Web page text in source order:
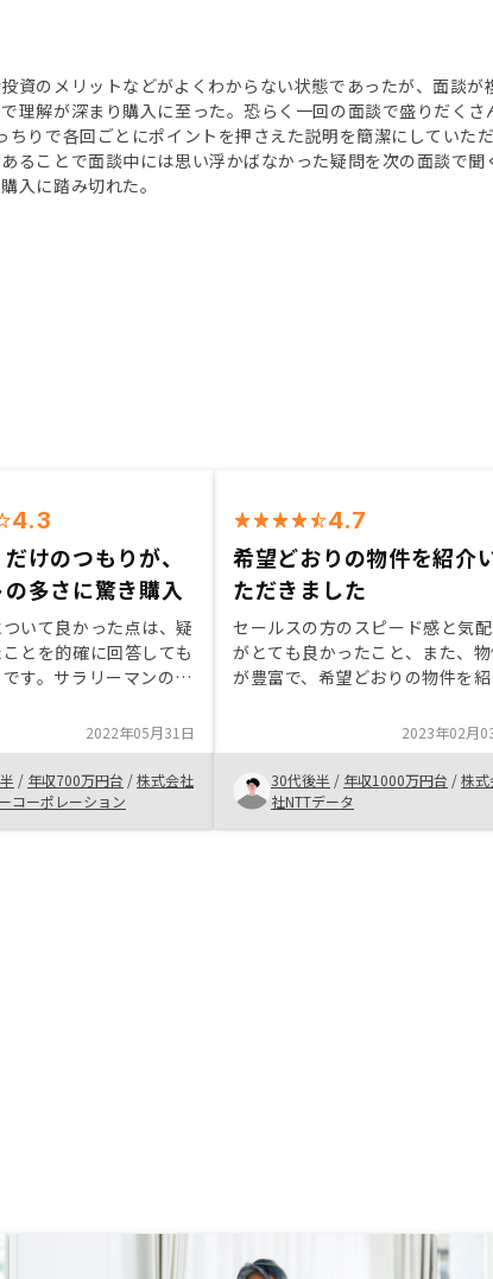
資のメリットなどがよくわからない状態であったが、面談
理解が深まり購入に至った。恐らく一回の面談で盛りだく
ちりで各回ごとにポイントを押さえた説明を簡潔にしていた
ることで面談中には思い浮かばなかった疑問を次の面談で
入に踏み切れた。
4.3
けのつもりが、
多さに驚き購入
いて良かった点は、疑
とを的確に回答しても
す。サラリーマンの信
さんというコンセプト
と思いました。不安だ
して、RENOSYが倒産し
賃保証がなくなってし
いかと考えていました
2022年05月31日
/ 年収700万円台 /株式会社
コーポレーション
4.7
希望どおりの物件を紹介
ただきました
セールスの方のスピード感と気配
がとても良かったこと、また、物
が豊富で、希望どおりの物件を紹
決めた理由です。また購入後に
りましたが、アプリの使い勝手
く、この点も好印象でした。広告
大きく打っているので仕方ないか
知れませんが、他社さんに比べ
2023年02月
30代後半 / 年収1000万円台 /株式
社NTTデータ